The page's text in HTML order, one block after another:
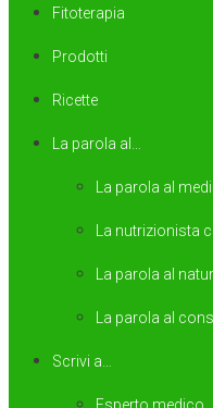
Fitoterapia
Prodotti
Ricette
La parola al…
La parola al
La nutrizionista
La parola al
La parola al
Scrivi a…